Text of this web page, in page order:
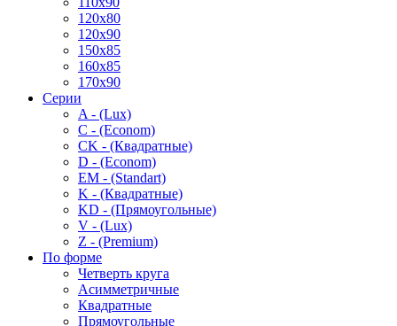
120x80
120x90
150x85
160x85
170x90
Серии
A - (Lux)
C - (Econom)
CK - (Квадратные)
D - (Econom)
EM - (Standart)
K - (Квадратные)
KD - (Прямоугольные)
V - (Lux)
Z - (Premium)
По форме
Четверть круга
Асимметричные
Квадратные
Прямоугольные